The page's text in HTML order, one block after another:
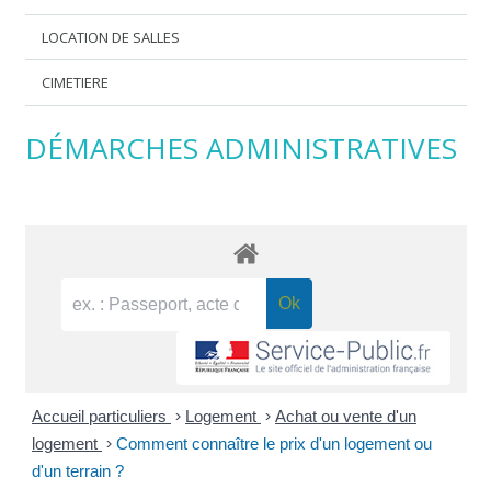
LOCATION DE SALLES
CIMETIERE
DÉMARCHES ADMINISTRATIVES
Accueil particuliers > Logement > Achat ou vente d'un
logement > Comment connaître le prix d'un logement ou
d'un terrain ?